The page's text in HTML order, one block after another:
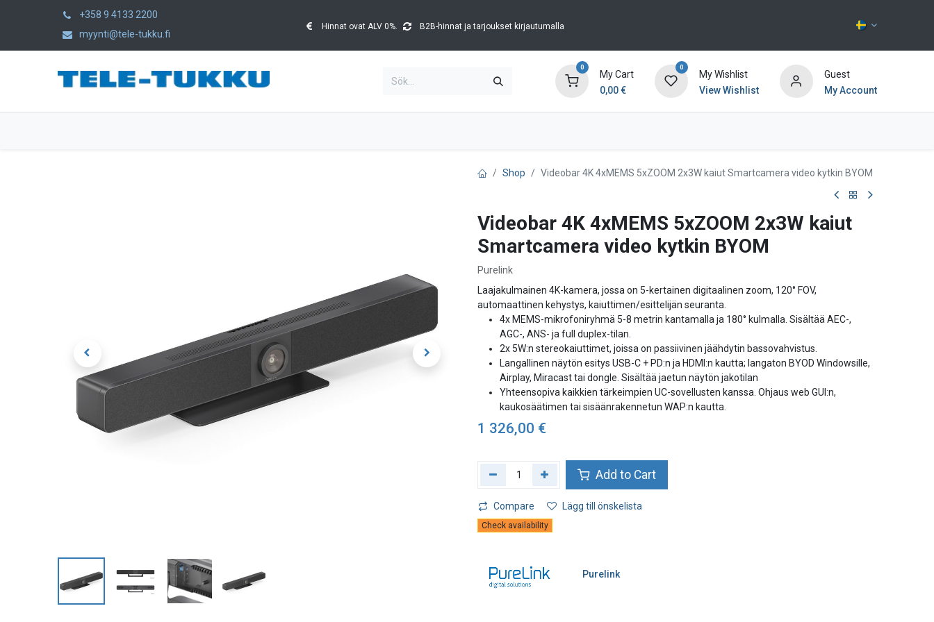
+358 9 4133 2200
myynti@tele-tukku.fi
Hinnat ovat ALV 0%. B2B-hinnat ja tarjoukset kirjautumalla
0
My Cart
0,00€
0
My Wishlist
View Wishlist
Guest
My Account
Shop Videobar 4K 4xMEMS 5xZOOM 2x3W kaiut Smartcamera video kytkin BYOM
Videobar 4K 4xMEMS 5xZOOM 2x3W kaiut
Smartcamera video kytkin BYOM
Purelink
Laajakulmainen 4K-kamera, jossa on 5-kertainen digitaalinen zoom, 120° FOV,
automaattinen kehystys, kaiuttimen/esittelijän seuranta.
4x MEMS-mikrofoniryhmä 5-8 metrin kantamalla ja 180° kulmalla. Sisältää AEC-,
AGC-, ANS- ja full duplex-tilan.
2x 5W:n stereokaiuttimet, joissa on passiivinen jäähdytin bassovahvistus.
Langallinen näytön esitys USB-C + PD:n ja HDMI:n kautta; langaton BYOD Windowsille,
Airplay, Miracast tai dongle. Sisältää jaetun näytön jakotilan
Yhteensopiva kaikkien tärkeimpien UC-sovellusten kanssa. Ohjaus web GUI:n,
kaukosäätimen tai sisäänrakennetun WAP:n kautta.
1 326,00 €
Add to Cart
Compare Lägg till önskelista
Check availability
Purelink